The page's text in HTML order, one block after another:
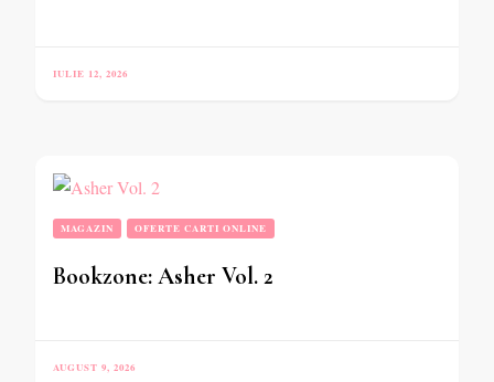
IULIE 12, 2026
MAGAZIN OFERTE CARTI ONLINE
Bookzone: Asher Vol. 2
AUGUST 9, 2026